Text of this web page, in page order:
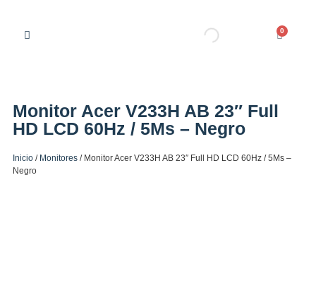
0
Monitor Acer V233H AB 23″ Full
HD LCD 60Hz / 5Ms – Negro
Inicio / Monitores / Monitor Acer V233H AB 23″ Full HD LCD 60Hz / 5Ms –
Negro